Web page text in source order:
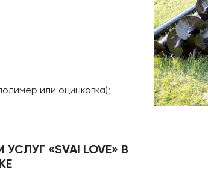
или оцинковка);
«SVAI LOVE» В